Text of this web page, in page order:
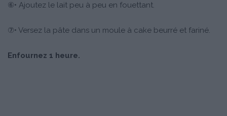
⑥• Ajoutez le lait peu à peu en fouettant.
⑦• Versez la pâte dans un moule à cake beurré et fariné.
Enfournez 1 heure.